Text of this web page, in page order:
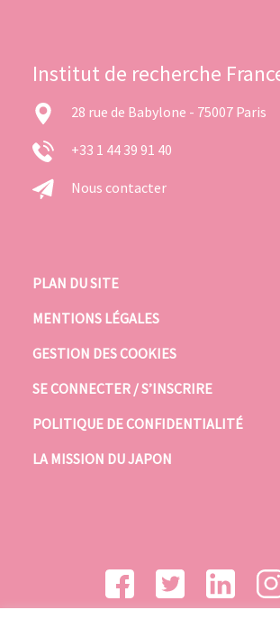
Institut de recherche
28 rue de Babylone - 75007 Paris
+33 1 44 39 91 40
Nous contacter
PLAN DU SITE
MENTIONS LÉGALES
GESTION DES COOKIES
SE CONNECTER / S’INSCRIRE
POLITIQUE DE CONFIDENTIALITÉ
LA MISSION DU JAPON